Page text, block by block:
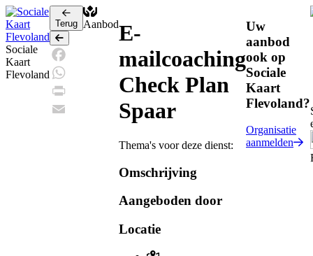
Sociale
Kaart
Flevoland
Terug
Terug
Facebook
WhatsApp
Print
AanbodE-
mailcoaching
Check Plan
Spaar
Thema's voor deze dienst:
Omschrijving
Aangeboden door
Locatie
Uw
aanbod
ook op
Sociale
Kaart
Flevoland?
Organisatie
aanmelden